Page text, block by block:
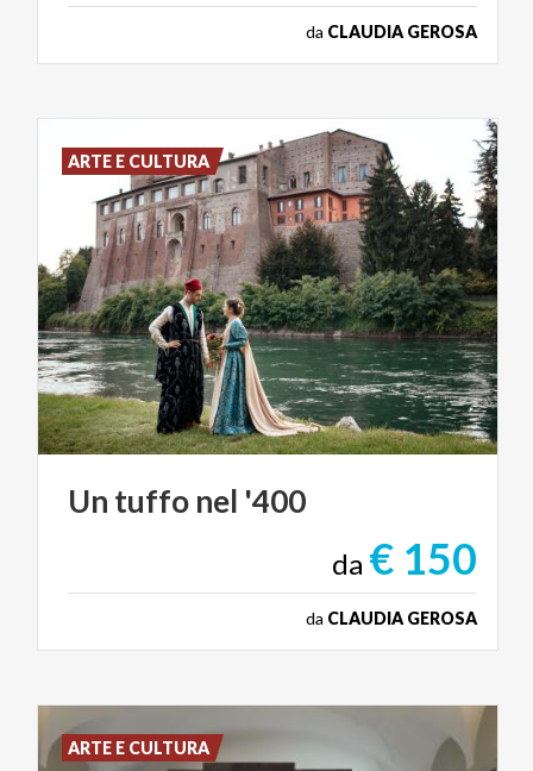
da CLAUDIA GEROSA
Un tuffo nel '400
da € 150
da CLAUDIA GEROSA
ARTE E CULTURA
ARTE E CULTURA